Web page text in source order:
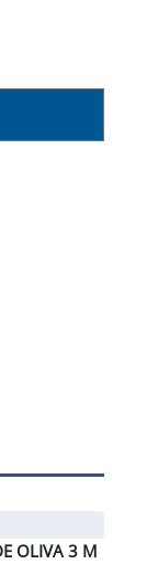
OLIVA 3 M